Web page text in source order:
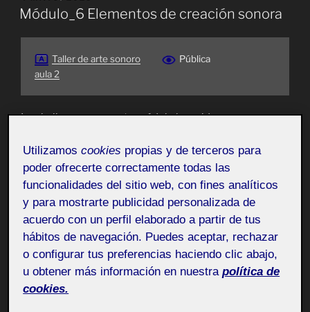
EL
Módulo_6 Elementos de creación sonora
Taller de arte sonoro
aula 2
Pública
Los hallazgos para este módulo han sido meras
paisajes sonoros de aporee.org.
He seleccionado lugares donde estuve alguna vez y
también algunos al azar.
Armonía
https://aporee.org/maps/?loc=58672&snd=67321
https://aporee.org/maps/?loc=12291&snd=14387
Utilizamoscookies propias y de terceros para
poder ofrecerte correctamente todas las
funcionalidades del sitio web, con fines analíticos
y para mostrarte publicidad personalizada de
acuerdo con un perfil elaborado a partir de tus
hábitos de navegación. Puedes aceptar, rechazar
o configurar tus preferencias haciendo clic abajo,
u obtener más información en nuestra política de
cookies.